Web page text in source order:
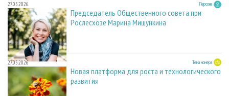
27.05.2026 Персона
Председатель Общественного совета при
Рослесхозе Марина Мишункина
27.05.2026 Тема номера
Новая платформа для роста и технологического
развития